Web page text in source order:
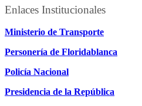
Enlaces Institucionales
Ministerio de Transporte
Personería de Floridablanca
Policía Nacional
Presidencia de la República